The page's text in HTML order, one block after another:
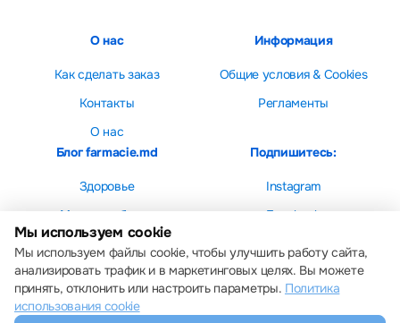
О нас
Как сделать заказ
Контакты
О нас
Информация
Общие условия & Cookies
Регламенты
Блог farmacie.md
Здоровье
Мама и ребенок
Красота
Подпишитесь:
Instagram
Facebook
Мы используем cookie
Мы используем файлы cookie, чтобы улучшить работу сайта,
анализировать трафик и в маркетинговых целях. Вы можете
принять, отклонить или настроить параметры. Политика
использования cookie